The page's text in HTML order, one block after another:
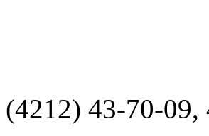
(4212) 43-70-09,